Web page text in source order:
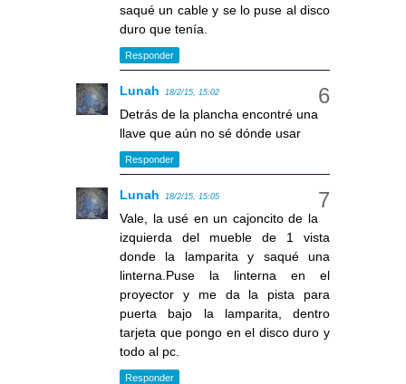
saqué un cable y se lo puse al disco
duro que tenía.
Responder
Lunah 18/2/15, 15:02
Detrás de la plancha encontré una
llave que aún no sé dónde usar
Responder
Lunah 18/2/15, 15:05
Vale, la usé en un cajoncito de la
izquierda del mueble de 1 vista
donde la lamparita y saqué una
linterna.Puse la linterna en el
proyector y me da la pista para
puerta bajo la lamparita, dentro
tarjeta que pongo en el disco duro y
todo al pc.
Responder